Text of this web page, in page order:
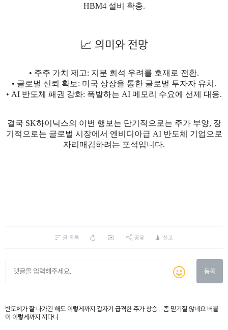
HBM4 설비 확충.
📈 의미와 전망
• 주주 가치 제고: 지분 희석 우려를 호재로 전환.
• 글로벌 신뢰 확보: 미국 상장을 통한 글로벌 투자자 유치.
• AI 반도체 패권 강화: 폭발하는 AI 메모리 수요에 선제 대응.
결국 SK하이닉스의 이번 행보는 단기적으로는 주가 부양, 장
기적으로는 글로벌 시장에서 엔비디아급 AI 반도체 기업으로
자리매김하려는 포석입니다.
글 목록 공유 신고
등록
반도체가 잘 나가긴 해도 이렇게까지 갑자기 급격한 주가 상승... 좀 믿기질 않네요 버블
이 이렇게까지 끼다니